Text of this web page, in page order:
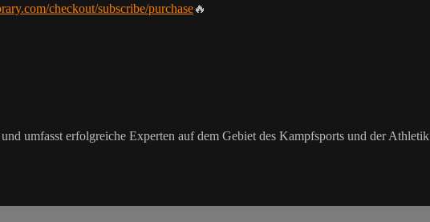
checkout/subscribe/purchase🔥
umfasst erfolgreiche Experten auf dem Gebiet des Kampfsports und der Athletik